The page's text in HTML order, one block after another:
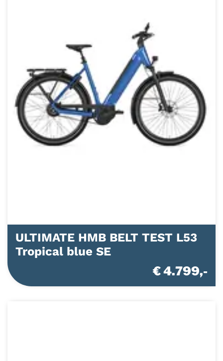
ULTIMATE HMB BELT TEST L53
Tropical blue SE
€ 4.799,-